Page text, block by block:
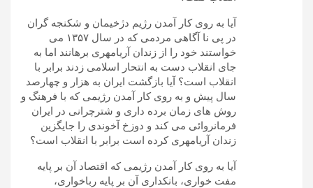
آیا به روی کار آمدن رژیم دژخیمان و شکنجه گران
در پی نا آگاهی مردمی که در سال ۱۳۵۷ می
خواستند خود را از زندان آریامهری برهانند اما به
جای انقلاب دست به انتحار اسلامی زدند برابر با
انقلاب است؟ آیا بازگشت ایران به هزار و چهارصد
سال پیش و به روی کار آمدن رژیمی که با فرهنگ و
روش های زمان برده داری و شترچرانی در ایران
فرمانروائی می کند و دوزخ آخوندی را جایگزین
زندان آریامهری کرده است برابر با انقلاب است؟
آیا به روی کار آمدن رژیمی که اقتصاد آن بر پایه
مفت خواری، بانکداری آن بر پایه رباخواری،